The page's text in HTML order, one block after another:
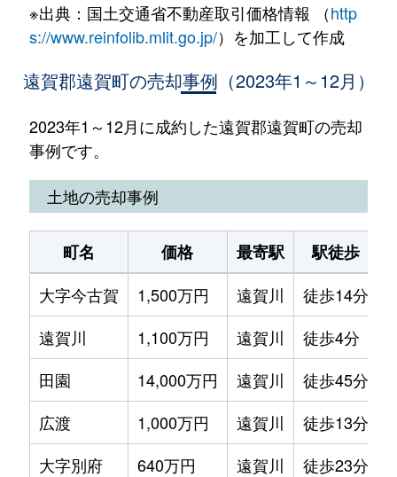
※出典：国土交通省不動産取引価格情報 （http
s://www.reinfolib.mlit.go.jp/）を加工して作成
遠賀郡遠賀町の売却事例（2023年1～12月）
2023年1～12月に成約した遠賀郡遠賀町の売却
事例です。
土地の売却事例
町名 価格 最寄駅 駅徒歩
大字今古賀
1,500万円 遠賀川 徒歩14分
遠賀川
1,100万円 遠賀川 徒歩4分
田園
14,000万円 遠賀川 徒歩45分
広渡
1,000万円 遠賀川 徒歩13分
大字別府
640万円 遠賀川 徒歩23分